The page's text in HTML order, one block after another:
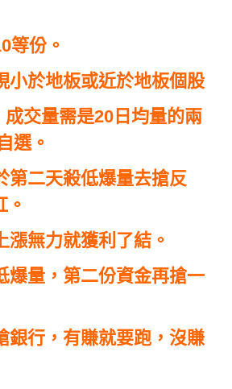
等份。
小於地板或近於地板個股
交量需是20日均量的兩
選。
第二天殺低爆量去搶反
。
漲無力就獲利了結。
爆量，第二份資金再搶一
銀行，有賺就要跑，沒賺